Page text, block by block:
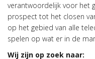
verantwoordelijk voor het
prospect tot het closen
op het gebied van alle
spelen op wat er in de
Wij zijn op zoek naar: